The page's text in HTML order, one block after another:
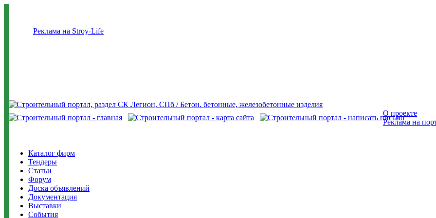
Реклама на Stroy-Life
О проекте
Реклама на
Каталог фирм
Тендеры
Статьи
Форум
Доска объявлений
Документация
Выставки
События